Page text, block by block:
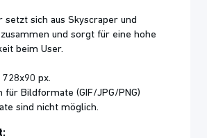
setzt sich aus Skyscraper und
und sorgt für eine hohe
beim User.
728x90 px.
für Bildformate (GIF/JPG/PNG)
sind nicht möglich.